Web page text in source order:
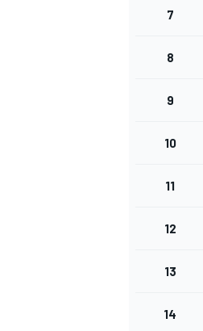
7
8
9
10
11
12
13
14